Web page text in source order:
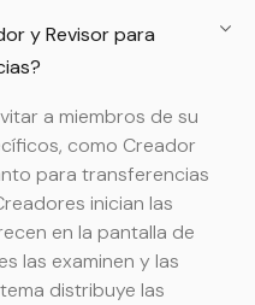
y Revisor para
a miembros de su
como Creador
para transferencias
inician las
en la pantalla de
las examinen y las
distribuye las